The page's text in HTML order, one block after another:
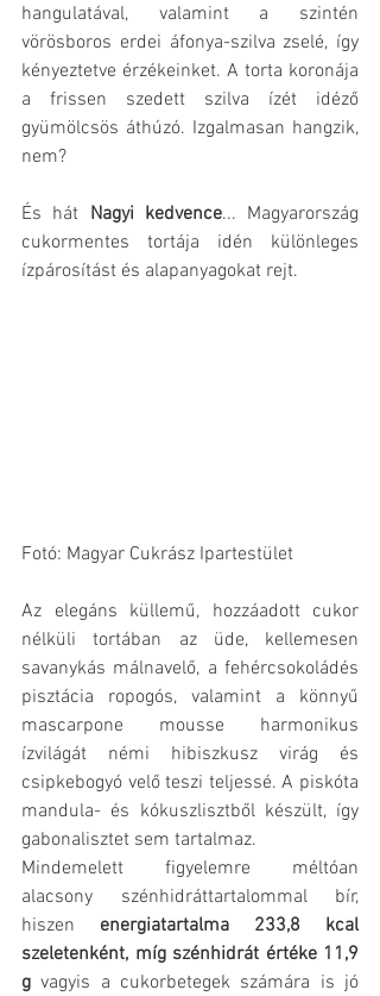
hangulatával, valamint a szintén
vörösboros erdei áfonya-szilva zselé, így
kényeztetve érzékeinket. A torta koronája
a frissen szedett szilva ízét idéző
gyümölcsös áthúzó. Izgalmasan hangzik,
nem?
És hát Nagyi kedvence... Magyarország
cukormentes tortája idén különleges
ízpárosítást és alapanyagokat rejt.
Fotó: Magyar Cukrász Ipartestület
Az elegáns küllemű, hozzáadott cukor
nélküli tortában az üde, kellemesen
savanykás málnavelő, a fehércsokoládés
pisztácia ropogós, valamint a könnyű
mascarpone mousse harmonikus
ízvilágát némi hibiszkusz virág és
csipkebogyó velő teszi teljessé. A piskóta
mandula- és kókuszlisztből készült, így
gabonalisztet sem tartalmaz.
Mindemelett figyelemre méltóan
alacsony szénhidráttartalommal bír,
hiszen energiatartalma 233,8 kcal
szeletenként, míg szénhidrát értéke 11,9
g vagyis a cukorbetegek számára is jó